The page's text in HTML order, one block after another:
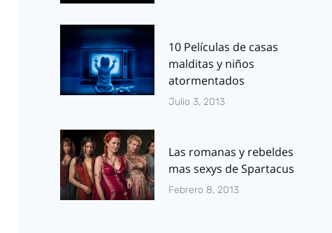
10 Películas de casas
malditas y niños
atormentados
Julio 3, 2013
Las romanas y rebeldes
mas sexys de Spartacus
Febrero 8, 2013